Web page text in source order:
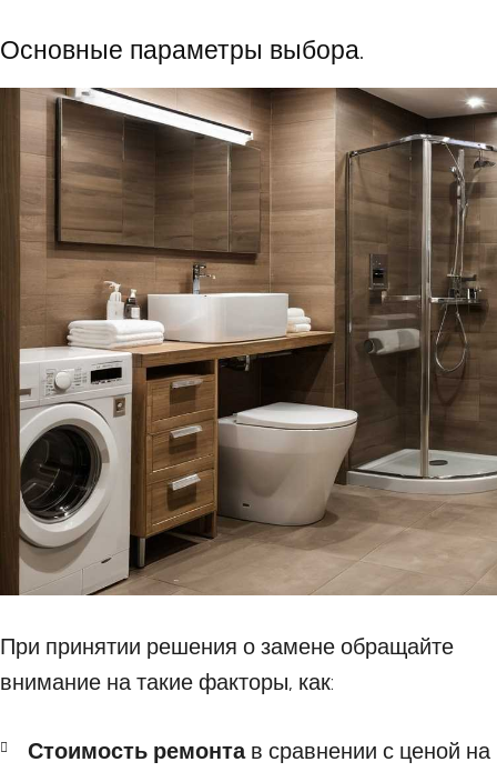
Основные параметры выбора.
При принятии решения о замене обращайте
внимание на такие факторы, как:
Стоимость ремонтав сравнении с ценой на